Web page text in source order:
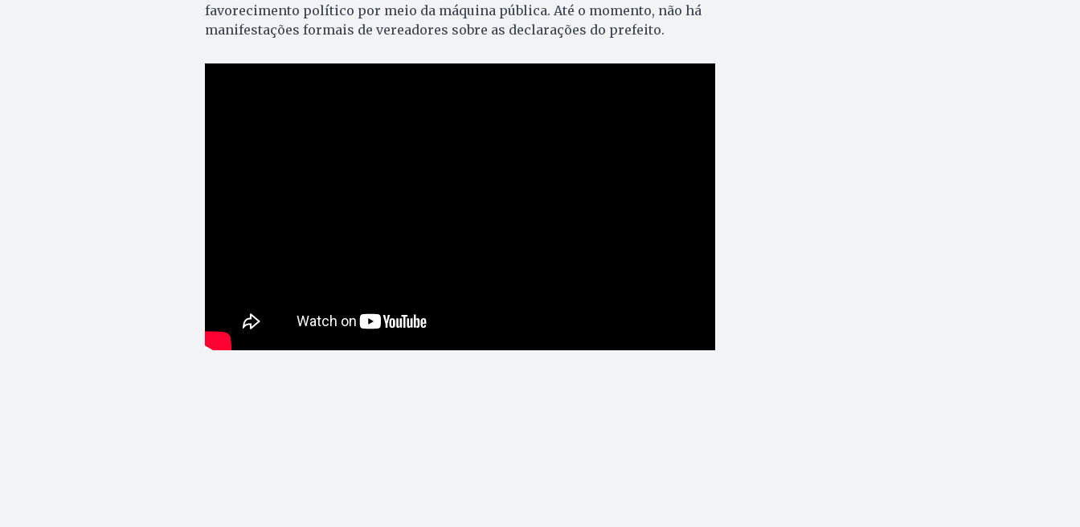
favorecimento político por meio da máquina pública. Até o momento, não há
manifestações formais de vereadores sobre as declarações do prefeito.